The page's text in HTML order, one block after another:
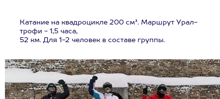
Катание на квадроцикле 200 см³. Маршрут Урал-
трофи - 1,5 часа,
52 км. Для 1-2 человек в составе группы.